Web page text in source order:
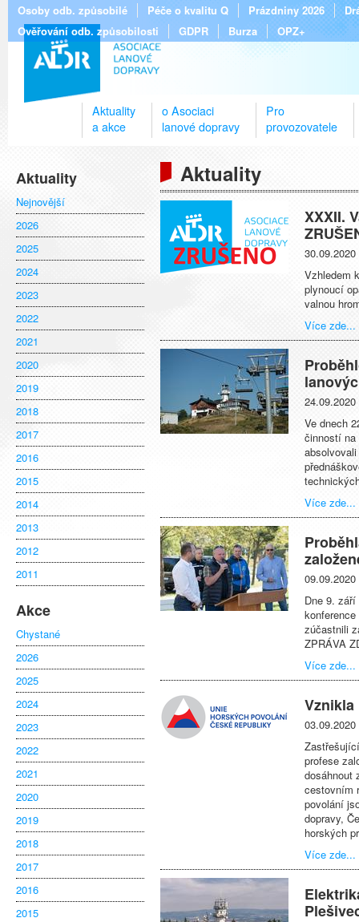
Osoby odb. způsobilé Péče o kvalitu Q Prázdniny 2026
Ověřování odb. způsobilosti
GDPR Burza OPZ+
Aktuality
a akce
o Asociaci
lanové dopravy
Pro
provozovatele
Aktuality
Nejnovější
2026
2025
2024
2023
2022
2021
2020
2019
2018
2017
2016
2015
2014
2013
2012
2011
Akce
Chystané
2026
2025
2024
2023
2022
2021
2020
2019
2018
2017
2016
2015
Aktuality
XXXII.
30.09.2020
Vzhledem
plynoucí
valnou
Více zde...
24.09.2020
Ve dnech
činností
Více zde...
09.09.2020
Dne 9.
zúčastnili
ZPRÁVA
Více zde...
Vznikla
03.09.2020
profese
dosáhnout
cestovním
povolání
dopravy,
horských
Více zde...